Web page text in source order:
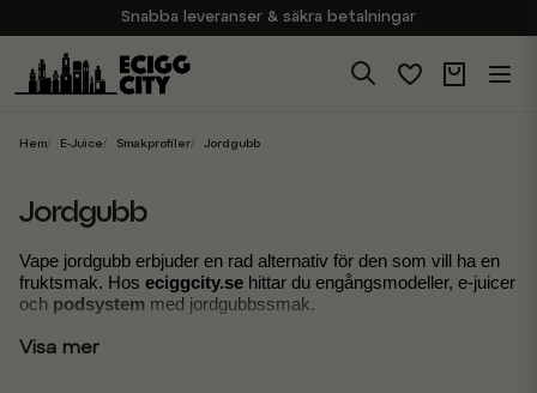
Snabba leveranser & säkra betalningar
Handla i vår butik på Sveavägen
Brett sortiment av produkter
Hem E-Juice Smakprofiler Jordgubb
Jordgubb
Vape jordgubb erbjuder en rad alternativ för den som vill ha en
fruktsmak. Hos eciggcity.se hittar du engångsmodeller, e-juicer
och podsystem med jordgubbssmak.
Visa mer